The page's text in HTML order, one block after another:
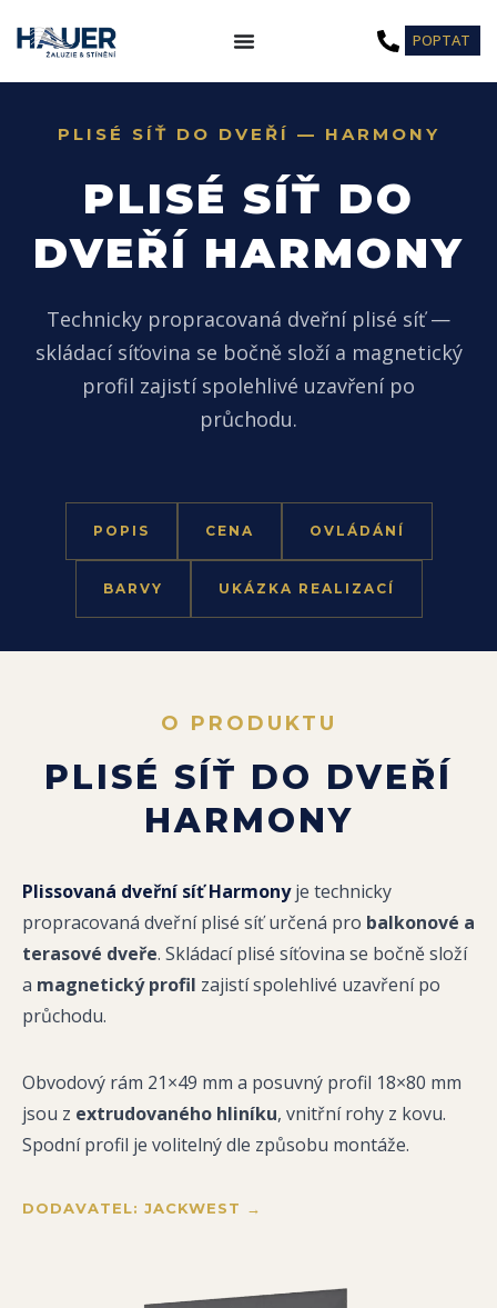
na
POPTAT
PLISÉ SÍŤ DO DVEŘÍ — HARMONY
PLISÉ SÍŤ DO
DVEŘÍ HARMONY
Technicky propracovaná dveřní plisé síť —
skládací síťovina se bočně složí a magnetický
profil zajistí spolehlivé uzavření po
průchodu.
POPIS CENA OVLÁDÁNÍ
BARVY UKÁZKA REALIZACÍ
O PRODUKTU
PLISÉ SÍŤ DO DVEŘÍ
HARMONY
Plissovaná dveřní síť Harmonyje technicky
propracovaná dveřní plisé síť určená pro balkonové a
terasové dveře. Skládací plisé síťovina se bočně složí
a magnetický profil zajistí spolehlivé uzavření po
průchodu.
Obvodový rám 21×49 mm a posuvný profil 18×80 mm
jsou z extrudovaného hliníku, vnitřní rohy z kovu.
Spodní profil je volitelný dle způsobu montáže.
DODAVATEL: JACKWEST →